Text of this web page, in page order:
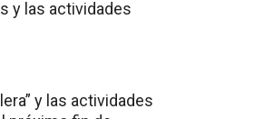
y las actividades
y las actividades